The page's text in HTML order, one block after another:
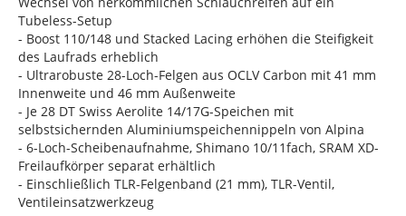
Tubeless-Setup
- Boost 110/148 und Stacked Lacing erhöhen die Steifigkeit
des Laufrads erheblich
- Ultrarobuste 28-Loch-Felgen aus OCLV Carbon mit 41 mm
Innenweite und 46 mm Außenweite
- Je 28 DT Swiss Aerolite 14/17G-Speichen mit
selbstsichernden Aluminiumspeichennippeln von Alpina
- 6-Loch-Scheibenaufnahme, Shimano 10/11fach, SRAM XD-
Freilaufkörper separat erhältlich
- Einschließlich TLR-Felgenband (21 mm), TLR-Ventil,
Ventileinsatzwerkzeug